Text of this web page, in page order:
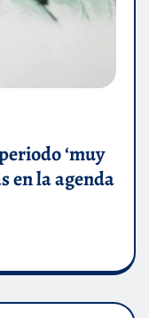
‘muy
en la agenda